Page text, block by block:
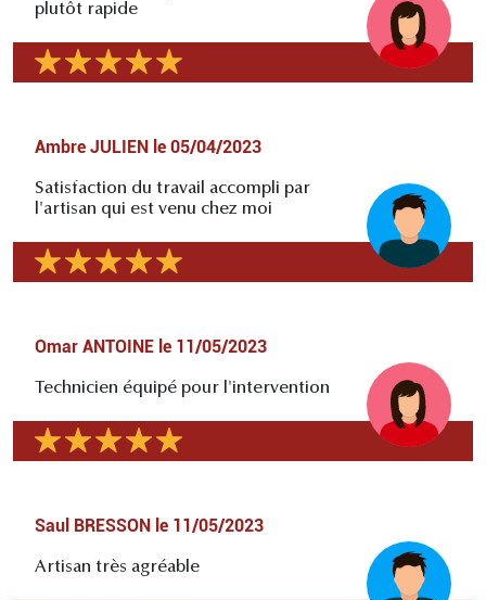
plutôt rapide
Ambre JULIEN le 05/04/2023
Satisfaction du travail accompli par
l'artisan qui est venu chez moi
Omar ANTOINE le 11/05/2023
Technicien équipé pour l'intervention
Saul BRESSON le 11/05/2023
Artisan très agréable